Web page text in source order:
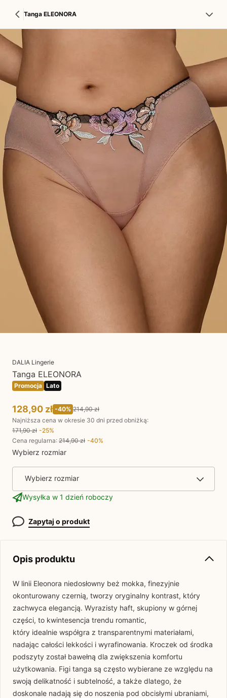
Tanga ELEONORA
DALIA Lingerie
Tanga ELEONORA
Promocja Lato
128,90 zł -40% 214,90 zł
Najniższa cena w okresie 30 dni przed obniżką:
171,90 zł -25%
Cena regularna: 214,90 zł -40%
Wybierz rozmiar
Wybierz rozmiar
Wysyłka w 1 dzień roboczy
Zapytaj o produkt
Opis produktu
W linii Eleonora niedosłowny beż mokka, finezyjnie
okonturowany czernią, tworzy oryginalny kontrast, który
zachwyca elegancją. Wyrazisty haft, skupiony w górnej
części, to kwintesencja trendu romantic,
który idealnie współgra z transparentnymi materiałami,
nadając całości lekkości i wyrafinowania. Kroczek od środka
podszyty został bawełną dla zwiększenia komfortu
użytkowania. Figi tanga są często wybierane ze względu na
swoją delikatność i subtelność, a także dlatego, że
doskonale nadają się do noszenia pod obcisłymi ubraniami,